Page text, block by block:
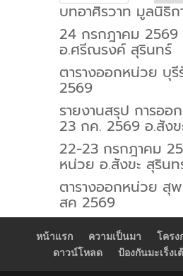
บทอาศิรวาท มูลนิธิ
24 กรกฎาคม
อ.ศรีณรงค์ สุรินทร์
ตารางออกหน่วย บุ
2569
รายงานสรุป การอ
23 กค. 2569 อ.สัง
22-23 กรกฎาคม
หน่วย อ.สังขะ สุรินท
ตารางออกหน่วย สุ
สค 2569
หน้าแรก ความเป็นมา
โครง
ดาวน์โหลด
ป้องกันมะเร็งเ